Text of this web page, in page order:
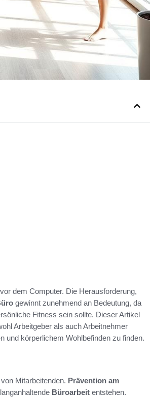
dem Computer. Die Herausforderung,
gewinnt zunehmend an Bedeutung, da
Fitness sein sollte. Dieser Artikel
Arbeitgeber als auch Arbeitnehmer
und körperlichem Wohlbefinden zu finden.
Mitarbeitenden. Prävention am
Büroarbeit entstehen.